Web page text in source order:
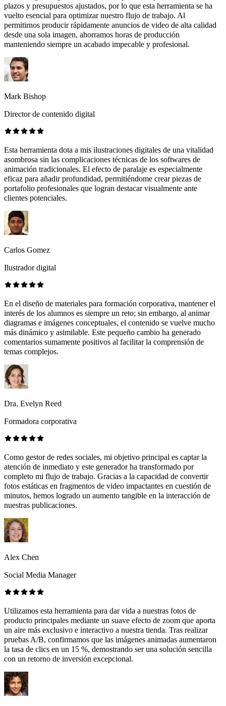
plazos y presupuestos ajustados, por lo que esta herramienta se ha
vuelto esencial para optimizar nuestro flujo de trabajo. Al
permitirnos producir rápidamente anuncios de video de alta calidad
desde una sola imagen, ahorramos horas de producción
manteniendo siempre un acabado impecable y profesional.
Mark Bishop
Director de contenido digital
Esta herramienta dota a mis ilustraciones digitales de una vitalidad
asombrosa sin las complicaciones técnicas de los softwares de
animación tradicionales. El efecto de paralaje es especialmente
eficaz para añadir profundidad, permitiéndome crear piezas de
portafolio profesionales que logran destacar visualmente ante
clientes potenciales.
Carlos Gomez
Ilustrador digital
En el diseño de materiales para formación corporativa, mantener el
interés de los alumnos es siempre un reto; sin embargo, al animar
diagramas e imágenes conceptuales, el contenido se vuelve mucho
más dinámico y asimilable. Este pequeño cambio ha generado
comentarios sumamente positivos al facilitar la comprensión de
temas complejos.
Dra. Evelyn Reed
Formadora corporativa
Como gestor de redes sociales, mi objetivo principal es captar la
atención de inmediato y este generador ha transformado por
completo mi flujo de trabajo. Gracias a la capacidad de convertir
fotos estáticas en fragmentos de video impactantes en cuestión de
minutos, hemos logrado un aumento tangible en la interacción de
nuestras publicaciones.
Alex Chen
Social Media Manager
Utilizamos esta herramienta para dar vida a nuestras fotos de
producto principales mediante un suave efecto de zoom que aporta
un aire más exclusivo e interactivo a nuestra tienda. Tras realizar
pruebas A/B, confirmamos que las imágenes animadas aumentaron
la tasa de clics en un 15 %, demostrando ser una solución sencilla
con un retorno de inversión excepcional.